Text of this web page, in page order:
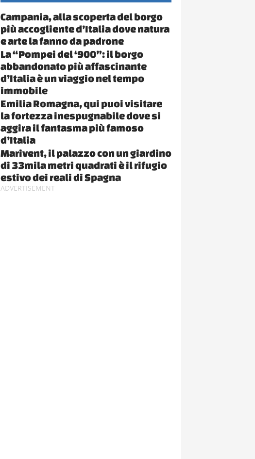
Campania, alla scoperta del borgo
più accogliente d’Italia dove natura
e arte la fanno da padrone
La “Pompei del ‘900”: il borgo
abbandonato più affascinante
d’Italia è un viaggio nel tempo
immobile
Emilia Romagna, qui puoi visitare
la fortezza inespugnabile dove si
aggira il fantasma più famoso
d’Italia
Marivent, il palazzo con un giardino
di 33mila metri quadrati è il rifugio
estivo dei reali di Spagna